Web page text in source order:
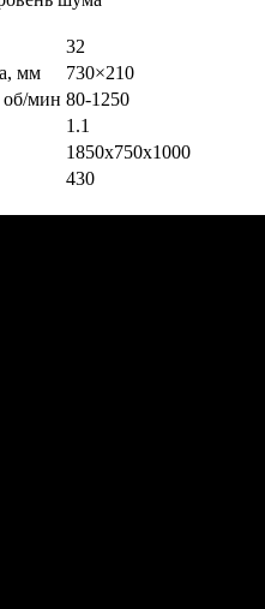
32
мм
730×210
об/мин 80-1250
1.1
1850x750x1000
430